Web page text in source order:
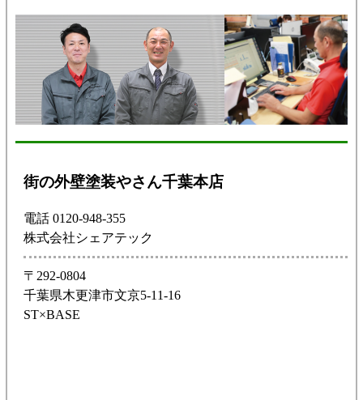
街の外壁塗装やさん千葉本店
電話 0120-948-355
株式会社シェアテック
〒292-0804
千葉県木更津市文京5-11-16
ST×BASE